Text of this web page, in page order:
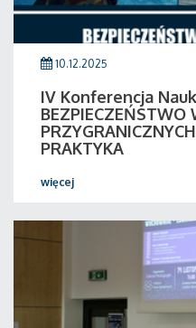
10.12.2025
IV Konferencja
BEZPIECZEŃSTWO
PRAKTYKA
więcej